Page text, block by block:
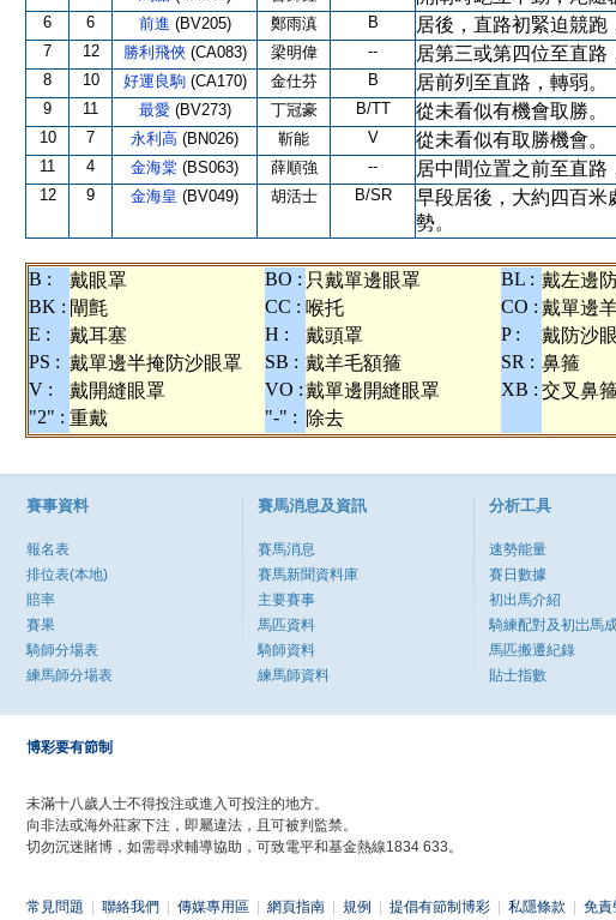
6 6 前進 (BV205) 鄭雨滇 B 居後，直路初緊迫競跑
7 12 勝利飛俠 (CA083) 梁明偉 -- 居第三或第四位至直路
8 10 好運良駒 (CA170) 金仕芬 B 居前列至直路，轉弱。
9 11 最愛 (BV273) 丁冠豪 B/TT 從未看似有機會取勝。
10 7 永利高 (BN026) 靳能 V 從未看似有取勝機會。
11 4 金海棠 (BS063) 薛順強 -- 居中間位置之前至直路
12 9 金海皇 (BV049) 胡活士 B/SR
早段居後，大約四百米
勢。
B : 戴眼罩 BO : 只戴單邊眼罩 BL : 戴左邊
BK : 閘氈 CC : 喉托 CO : 戴單邊
E :
戴耳塞 H : 戴頭罩 P : 戴防沙
PS : 戴單邊半掩防沙眼罩 SB : 戴羊毛額箍 SR : 鼻箍
V :
戴開縫眼罩 VO :戴單邊開縫眼罩 XB : 交叉鼻
"2" : 重戴 "-" : 除去
賽事資料
報名表
排位表(本地)
賠率
賽果
騎師分場表
練馬師分場表
賽馬消息及資訊
賽馬消息
賽馬新聞資料庫
主要賽事
馬匹資料
騎師資料
練馬師資料
分析工具
速勢能量
賽日數據
初出馬介紹
騎練配對及初岀馬
馬匹搬遷紀錄
貼士指數
博彩要有節制
未滿十八歲人士不得投注或進入可投注的地方。
向非法或海外莊家下注，即屬違法，且可被判監禁。
切勿沉迷賭博，如需尋求輔導協助，可致電平和基金熱線1834 633。
常見問題 聯絡我們 傳媒專用區 網頁指南 規例 提倡有節制博彩 私隱條款 免責